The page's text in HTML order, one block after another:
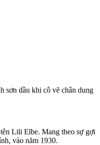
sơn dầu khi cô vẽ chân dung
Lili Elbe. Mang theo sự gợi
vào năm 1930.